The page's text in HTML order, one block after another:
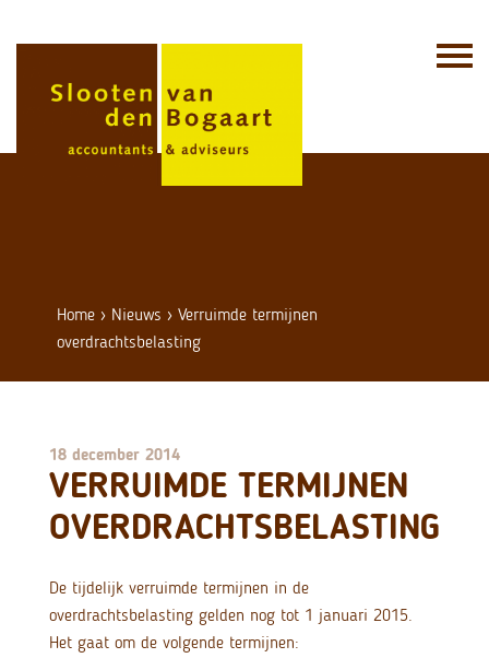
Home › Nieuws ›Verruimde termijnen
overdrachtsbelasting
18 december 2014
VERRUIMDE TERMIJNEN
OVERDRACHTSBELASTING
De tijdelijk verruimde termijnen in de
overdrachtsbelasting gelden nog tot 1 januari 2015.
Het gaat om de volgende termijnen: